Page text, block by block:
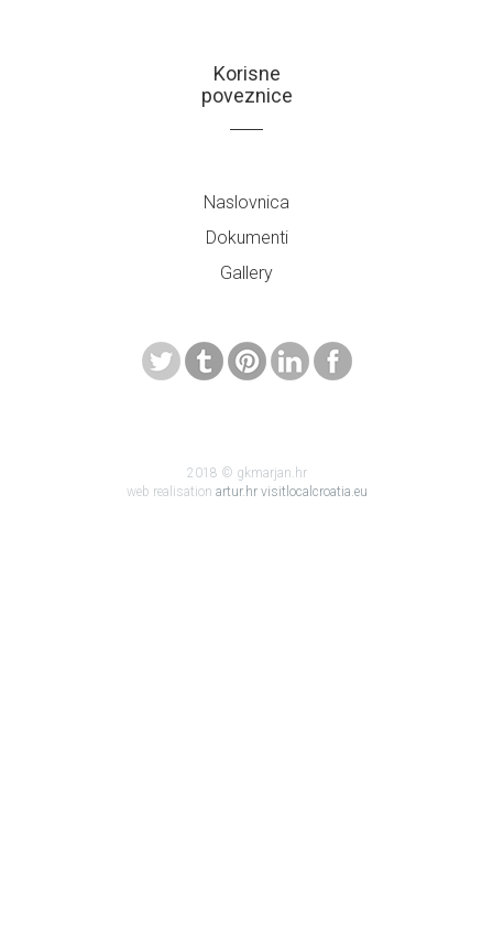
Korisne
poveznice
Naslovnica
Dokumenti
Gallery
2018 © gkmarjan.hr
web realisation artur.hr visitlocalcroatia.eu